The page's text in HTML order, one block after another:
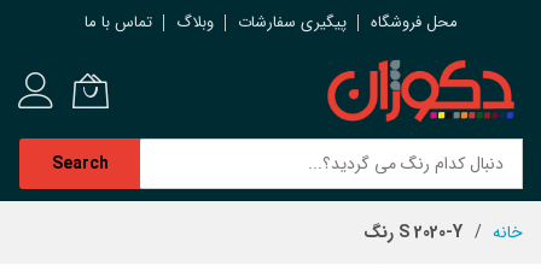
محل فروشگاه پیگیری سفارشات وبلاگ تماس با ما
Search
خانه S 2020-Y رنگ